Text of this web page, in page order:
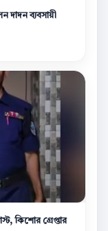
দাদন ব্যবসায়ী
কিশোর গ্রেপ্তার